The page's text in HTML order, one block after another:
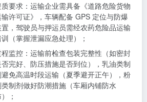
质要求：运输企业需具备《道路危险货物
许可证》，车辆配备 GPS 定位与防爆
，驾驶员与押运员需经农药危险品运输
（掌握泄漏应急处理）；
监控：运输前检查包装完整性（如密封
完好、防压措施是否到位），乳油类制
免高温时段运输（夏季避开正午），粉
制剂做好防潮措施（车厢内铺防水
；